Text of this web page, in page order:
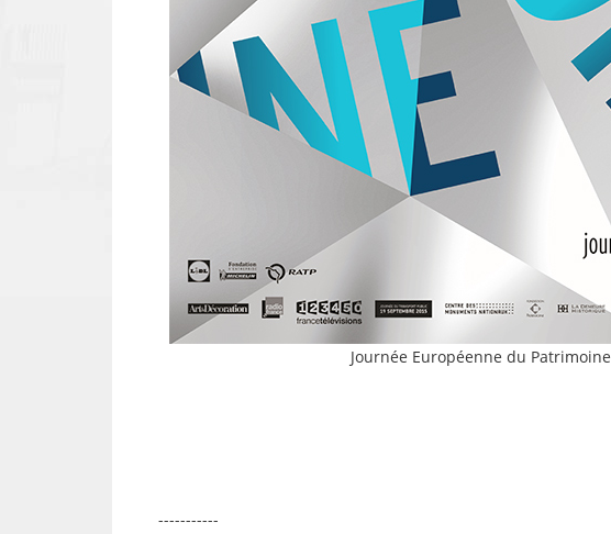
Journée Européenne du Patrimoine
-----------